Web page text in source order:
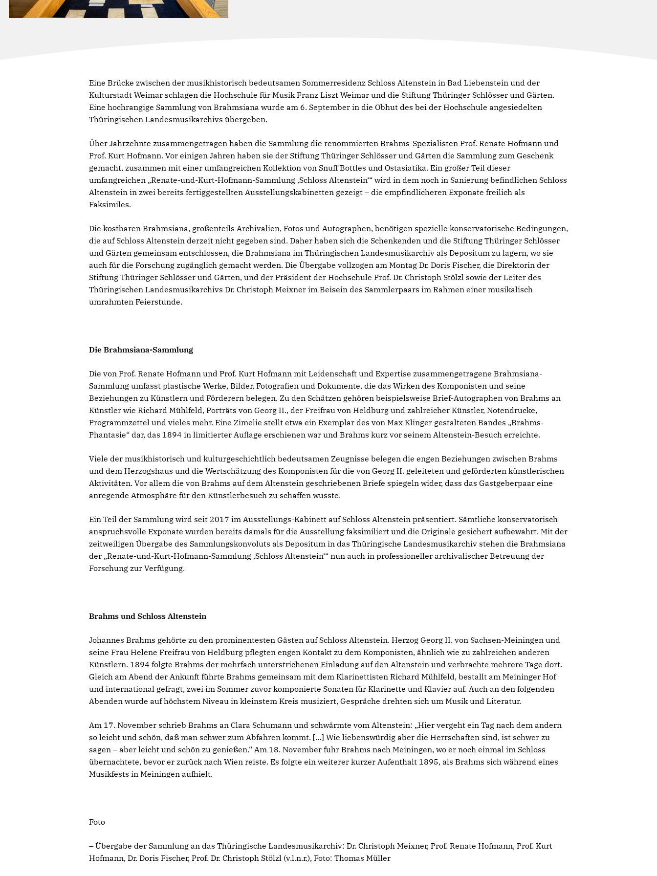
Eine Brücke zwischen der musikhistorisch bedeutsamen Sommerresidenz Schloss Altenstein in Bad Liebenstein und der
Kulturstadt Weimar schlagen die Hochschule für Musik Franz Liszt Weimar und die Stiftung Thüringer Schlösser und Gärten.
Eine hochrangige Sammlung von Brahmsiana wurde am 6. September in die Obhut des bei der Hochschule angesiedelten
Thüringischen Landesmusikarchivs übergeben.
Über Jahrzehnte zusammengetragen haben die Sammlung die renommierten Brahms-Spezialisten Prof. Renate Hofmann und
Prof. Kurt Hofmann. Vor einigen Jahren haben sie der Stiftung Thüringer Schlösser und Gärten die Sammlung zum Geschenk
gemacht, zusammen mit einer umfangreichen Kollektion von Snuff Bottles und Ostasiatika. Ein großer Teil dieser
umfangreichen „Renate-und-Kurt-Hofmann-Sammlung ‚Schloss Altenstein‘“ wird in dem noch in Sanierung befindlichen Schloss
Altenstein in zwei bereits fertiggestellten Ausstellungskabinetten gezeigt – die empfindlicheren Exponate freilich als
Faksimiles.
Die kostbaren Brahmsiana, großenteils Archivalien, Fotos und Autographen, benötigen spezielle konservatorische Bedingungen,
die auf Schloss Altenstein derzeit nicht gegeben sind. Daher haben sich die Schenkenden und die Stiftung Thüringer Schlösser
und Gärten gemeinsam entschlossen, die Brahmsiana im Thüringischen Landesmusikarchiv als Depositum zu lagern, wo sie
auch für die Forschung zugänglich gemacht werden. Die Übergabe vollzogen am Montag Dr. Doris Fischer, die Direktorin der
Stiftung Thüringer Schlösser und Gärten, und der Präsident der Hochschule Prof. Dr. Christoph Stölzl sowie der Leiter des
Thüringischen Landesmusikarchivs Dr. Christoph Meixner im Beisein des Sammlerpaars im Rahmen einer musikalisch
umrahmten Feierstunde.
Die Brahmsiana-Sammlung
Die von Prof. Renate Hofmann und Prof. Kurt Hofmann mit Leidenschaft und Expertise zusammengetragene Brahmsiana-
Sammlung umfasst plastische Werke, Bilder, Fotografien und Dokumente, die das Wirken des Komponisten und seine
Beziehungen zu Künstlern und Förderern belegen. Zu den Schätzen gehören beispielsweise Brief-Autographen von Brahms an
Künstler wie Richard Mühlfeld, Porträts von Georg II., der Freifrau von Heldburg und zahlreicher Künstler, Notendrucke,
Programmzettel und vieles mehr. Eine Zimelie stellt etwa ein Exemplar des von Max Klinger gestalteten Bandes „Brahms-
Phantasie“ dar, das 1894 in limitierter Auflage erschienen war und Brahms kurz vor seinem Altenstein-Besuch erreichte.
Viele der musikhistorisch und kulturgeschichtlich bedeutsamen Zeugnisse belegen die engen Beziehungen zwischen Brahms
und dem Herzogshaus und die Wertschätzung des Komponisten für die von Georg II. geleiteten und geförderten künstlerischen
Aktivitäten. Vor allem die von Brahms auf dem Altenstein geschriebenen Briefe spiegeln wider, dass das Gastgeberpaar eine
anregende Atmosphäre für den Künstlerbesuch zu schaffen wusste.
Ein Teil der Sammlung wird seit 2017 im Ausstellungs-Kabinett auf Schloss Altenstein präsentiert. Sämtliche konservatorisch
anspruchsvolle Exponate wurden bereits damals für die Ausstellung faksimiliert und die Originale gesichert aufbewahrt. Mit der
zeitweiligen Übergabe des Sammlungskonvoluts als Depositum in das Thüringische Landesmusikarchiv stehen die Brahmsiana
der „Renate-und-Kurt-Hofmann-Sammlung ‚Schloss Altenstein‘“ nun auch in professioneller archivalischer Betreuung der
Forschung zur Verfügung.
Brahms und Schloss Altenstein
Johannes Brahms gehörte zu den prominentesten Gästen auf Schloss Altenstein. Herzog Georg II. von Sachsen-Meiningen und
seine Frau Helene Freifrau von Heldburg pflegten engen Kontakt zu dem Komponisten, ähnlich wie zu zahlreichen anderen
Künstlern. 1894 folgte Brahms der mehrfach unterstrichenen Einladung auf den Altenstein und verbrachte mehrere Tage dort.
Gleich am Abend der Ankunft führte Brahms gemeinsam mit dem Klarinettisten Richard Mühlfeld, bestallt am Meininger Hof
und international gefragt, zwei im Sommer zuvor komponierte Sonaten für Klarinette und Klavier auf. Auch an den folgenden
Abenden wurde auf höchstem Niveau in kleinstem Kreis musiziert, Gespräche drehten sich um Musik und Literatur.
Am 17. November schrieb Brahms an Clara Schumann und schwärmte vom Altenstein: „Hier vergeht ein Tag nach dem andern
so leicht und schön, daß man schwer zum Abfahren kommt. […] Wie liebenswürdig aber die Herrschaften sind, ist schwer zu
sagen – aber leicht und schön zu genießen.“ Am 18. November fuhr Brahms nach Meiningen, wo er noch einmal im Schloss
übernachtete, bevor er zurück nach Wien reiste. Es folgte ein weiterer kurzer Aufenthalt 1895, als Brahms sich während eines
Musikfests in Meiningen aufhielt.
Foto
– Übergabe der Sammlung an das Thüringische Landesmusikarchiv: Dr. Christoph Meixner, Prof. Renate Hofmann, Prof. Kurt
Hofmann, Dr. Doris Fischer, Prof. Dr. Christoph Stölzl (v.l.n.r.), Foto: Thomas Müller